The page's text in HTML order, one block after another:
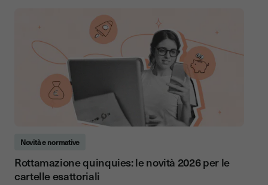
Novità e normative
Rottamazione quinquies: le novità 2026 per le
cartelle esattoriali